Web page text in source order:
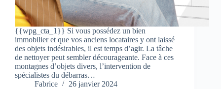
{{wpg_cta_1}} Si vous possédez un bien
immobilier et que vos anciens locataires y ont laissé
des objets indésirables, il est temps d’agir. La tâche
de nettoyer peut sembler décourageante. Face à ces
montagnes d’objets divers, l’intervention de
spécialistes du débarras…
Fabrice
26 janvier 2024